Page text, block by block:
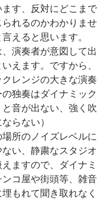
す、反対にどこまで
れるのかわかりませ
えると思います。
演奏者が意図して出
えます。ですから、
レンジの大きな演奏
独奏はダイナミック
音が出ない、強く吹
らない）
所のノイズレベルに
い、静粛なスタジオ
ますので、ダイナミ
コ屋や街頭等、雑音
もれて聞き取れなく